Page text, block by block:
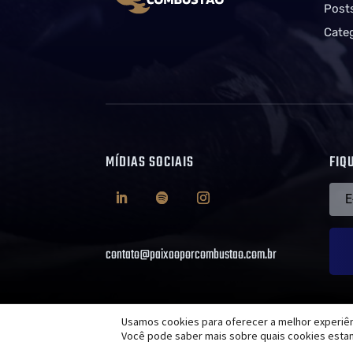
MÍDIAS SOCIAIS
contato@paixaoporcombustao.com.br
Usamos cookies para oferecer a melhor
Você pode saber mais sobre quais cookies